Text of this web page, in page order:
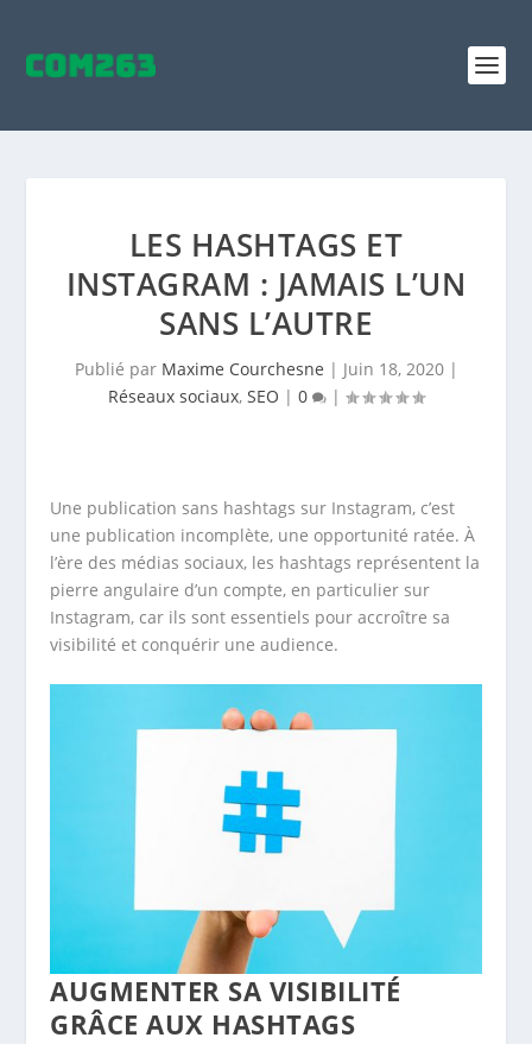
LES HASHTAGS ET
INSTAGRAM : JAMAIS L’UN
SANS L’AUTRE
Publié par Maxime Courchesne | Juin 18, 2020|
Réseaux sociaux, SEO | 0 |
Une publication sans hashtags sur Instagram, c’est
une publication incomplète, une opportunité ratée. À
l’ère des médias sociaux, les hashtags représentent la
pierre angulaire d’un compte, en particulier sur
Instagram, car ils sont essentiels pour accroître sa
visibilité et conquérir une audience.
AUGMENTER SA VISIBILITÉ
GRÂCE AUX HASHTAGS